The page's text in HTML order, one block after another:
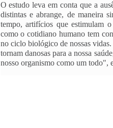
O estudo leva em conta que a
distintas e abrange, de maneira
tempo, artifícios que estimulam
como o cotidiano humano tem
no ciclo biológico de nossas vidas.
tornam danosas para a nossa
nosso organismo como um todo",